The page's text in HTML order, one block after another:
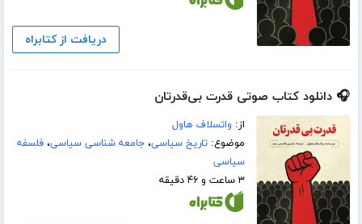
دریافت از کتابراه
🎧 دانلود کتاب صوتی قدرت بی‌قدرتان
از: واتسلاف هاول
موضوع:تاریخ سیاسی،جامعه شناسی سیاسی،فلسفه
سیاسی
۳ ساعت و ۴۶ دقیقه